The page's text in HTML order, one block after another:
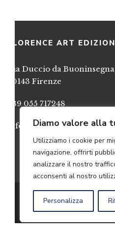
Diamo valore alla
Utilizziamo i cookie per
navigazione, offrirti
analizzare il nostro
acconsenti al nostro
Personalizza
FLORENCE ART
Via Duccio da
50143 Firenze
+39 055 717248